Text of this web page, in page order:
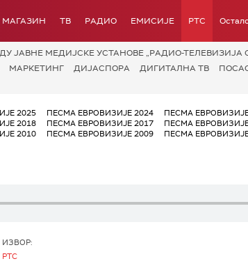
МАГАЗИН ТВ РАДИО ЕМИСИЈЕ РТС
ЈАВНЕ МЕДИЈСКЕ УСТАНОВЕ „РАДИО-ТЕЛЕВИЗИЈА
МАРКЕТИНГ ДИЈАСПОРА ДИГИТАЛНА ТВ
2025 ПЕСМА ЕВРОВИЗИЈЕ 2024 ПЕСМА
2018 ПЕСМА ЕВРОВИЗИЈЕ 2017 ПЕСМА
2010 ПЕСМА ЕВРОВИЗИЈЕ 2009 ПЕСМА
ИЗВОР:
РТС